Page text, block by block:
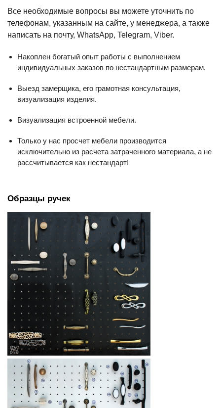
Все необходимые вопросы вы можете уточнить по
телефонам, указанным на сайте, у менеджера, а также
написать на почту, WhatsApp, Telegram, Viber.
Накоплен богатый опыт работы с выполнением
индивидуальных заказов по нестандартным размерам.
Выезд замерщика, его грамотная консультация,
визуализация изделия.
Визуализация встроенной мебели.
Только у нас просчет мебели производится
исключительно из расчета затраченного материала, а не
рассчитывается как нестандарт!
Образцы ручек